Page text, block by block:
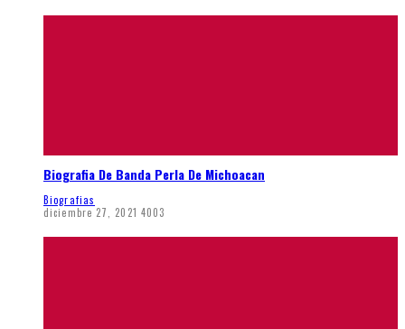
Biografia De Banda Perla De Michoacan
Biografias
diciembre 27, 2021 4003